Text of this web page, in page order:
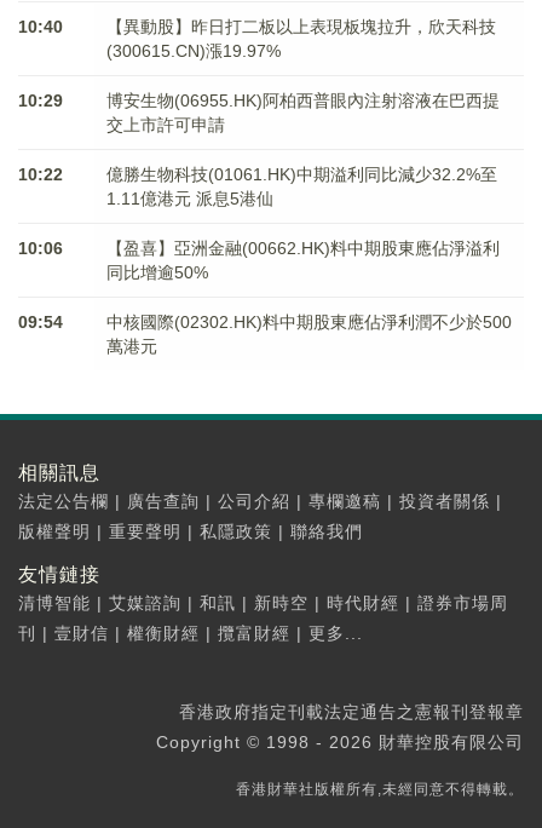
10:40
【異動股】昨日打二板以上表現板塊拉升，欣天科技
(300615.CN)漲19.97%
10:29
博安生物(06955.HK)阿柏西普眼內注射溶液在巴西提
交上市許可申請
10:22
億勝生物科技(01061.HK)中期溢利同比減少32.2%至
1.11億港元 派息5港仙
10:06
【盈喜】亞洲金融(00662.HK)料中期股東應佔淨溢利
同比增逾50%
09:54
中核國際(02302.HK)料中期股東應佔淨利潤不少於500
萬港元
相關訊息
法定公告欄 | 廣告查詢 | 公司介紹 | 專欄邀稿 | 投資者關係 |
版權聲明 | 重要聲明 | 私隱政策 | 聯絡我們
友情鏈接
清博智能 | 艾媒諮詢 | 和訊 | 新時空 | 時代財經 | 證券市場周
刊
| 壹財信 | 權衡財經 | 攬富財經 | 更多...
香港政府指定刊載法定通告之憲報刊登報章
Copyright © 1998 - 2026 財華控股有限公司
香港財華社版權所有,未經同意不得轉載。